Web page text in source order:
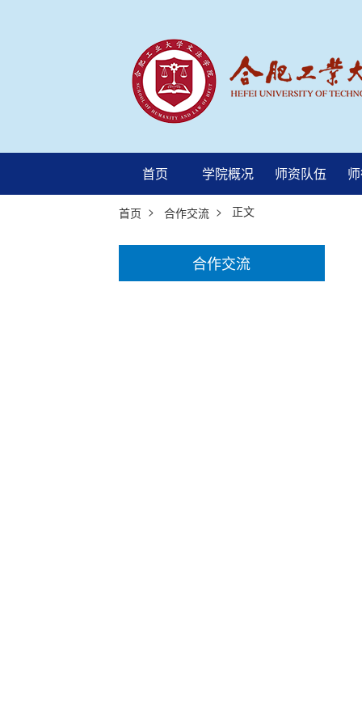
首页 学院概况 师资队伍
首页 > 合作交流> 正文
合作交流